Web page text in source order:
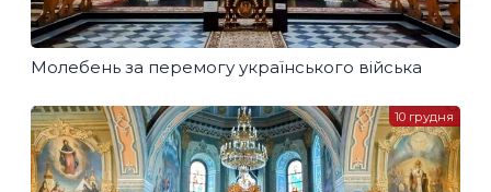
Молебень за перемогу українського війська
10 грудня